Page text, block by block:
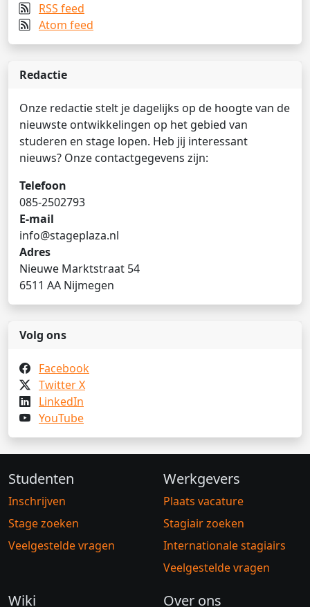
RSS feed
Atom feed
Redactie
Onze redactie stelt je dagelijks op de hoogte van de
nieuwste ontwikkelingen op het gebied van
studeren en stage lopen. Heb jij interessant
nieuws? Onze contactgegevens zijn:
Telefoon
085-2502793
E-mail
info@stageplaza.nl
Adres
Nieuwe Marktstraat 54
6511 AA Nijmegen
Volg ons
Facebook
Twitter X
LinkedIn
YouTube
Studenten
Inschrijven
Stage zoeken
Veelgestelde vragen
Werkgevers
Plaats vacature
Stagiair zoeken
Internationale stagiairs
Veelgestelde vragen
Wiki Over ons